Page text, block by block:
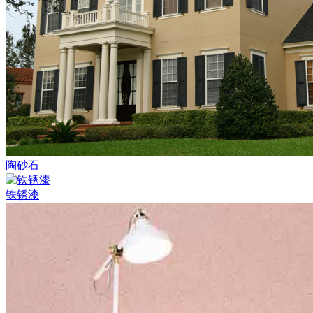
陶砂石
铁锈漆